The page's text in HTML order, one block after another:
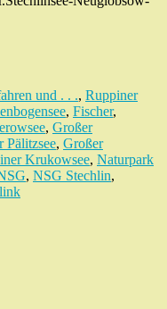
und . . ., Ruppiner
, Fischer,
, Großer
Pälitzsee, Großer
Krukowsee, Naturpark
, NSG Stechlin,